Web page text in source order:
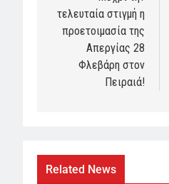
τελευταία στιγμή η
προετοιμασία της
Απεργίας 28
Φλεβάρη στον
Πειραιά!
Related News